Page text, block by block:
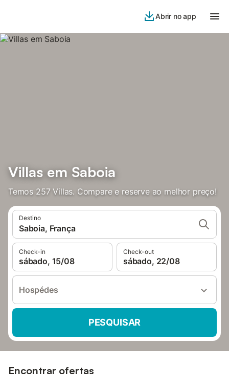
Abrir no app
Villas em Saboia
Temos 257 Villas. Compare e reserve ao melhor preço!
Destino
Saboia, França
Check-in
sábado, 15/08
Check-out
sábado, 22/08
Hospédes
PESQUISAR
Encontrar ofertas